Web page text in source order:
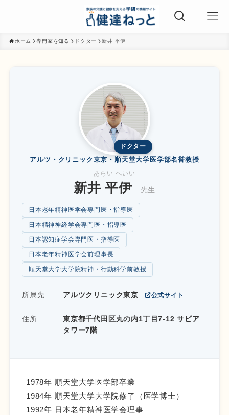
ホーム 専門家を知る ドクター 新井 平伊
ドクター
アルツ・クリニック東京・順天堂大学医学部名誉教授
あらい へいい
新井 平伊 先生
日本老年精神医学会専門医・指導医
日本精神神経学会専門医・指導医
日本認知症学会専門医・指導医
日本老年精神医学会前理事長
順天堂大学大学院精神・行動科学前教授
所属先 アルツクリニック東京 公式サイト
住所
東京都千代田区丸の内1丁目7-12 サピア
タワー7階
1978年 順天堂大学医学部卒業
1984年 順天堂大学大学院修了（医学博士）
1992年 日本老年精神医学会理事